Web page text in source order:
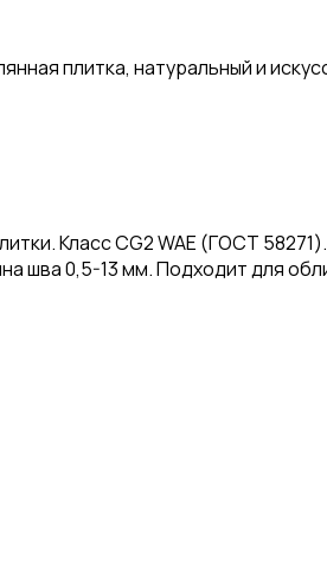
плитка, натуральный и
Класс CG2 WAE (ГОСТ
шва 0,5-13 мм. Подходит для